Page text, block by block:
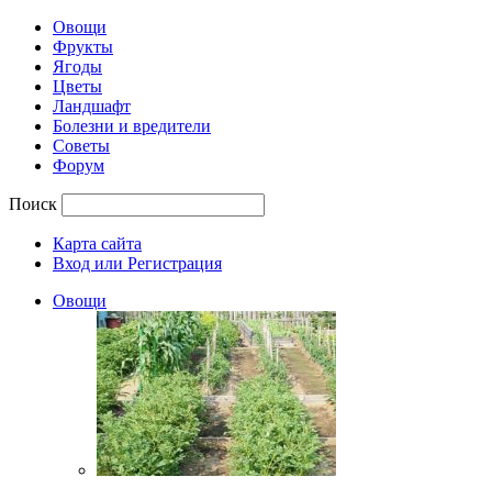
Овощи
Фрукты
Ягоды
Цветы
Ландшафт
Болезни и вредители
Советы
Форум
Поиск
Карта сайта
Вход или Регистрация
Овощи